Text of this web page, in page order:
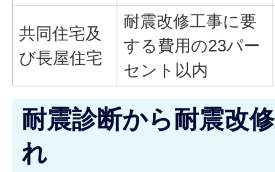
共同住宅及
び長屋住宅
耐震改修工事に要
する費用の23パー
セント以内
耐震診断から耐震改
れ